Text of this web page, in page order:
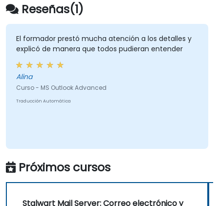
Reseñas(1)
El formador prestó mucha atención a los detalles y
explicó de manera que todos pudieran entender
Alina
Curso - MS Outlook Advanced
Traducción Automática
Próximos cursos
Stalwart Mail Server: Correo electrónico y